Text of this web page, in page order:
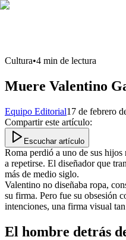
Cultura•4 min de lectura
Muere Valentino
Equipo Editorial17 de febrero
Compartir este artículo:
Escuchar artículo
Roma perdió a uno de sus
a repetirse. El diseñador que
más de medio siglo.
Valentino no diseñaba ropa,
su firma. Pero fue su obsesión
intenciones, una firma visual
El hombre detrás